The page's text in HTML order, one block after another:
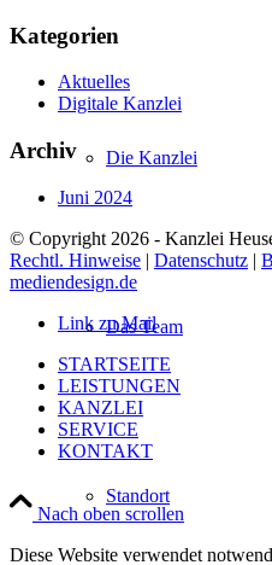
Die Kanzlei
Das Team
Standort
Kategorien
Aktuelles
Digitale Kanzlei
Archiv
Juni 2024
© Copyright 2026 - Kanzlei
Rechtl. Hinweise | Datenschutz |
mediendesign.de
Link zu Mail
STARTSEITE
LEISTUNGEN
KANZLEI
SERVICE
KONTAKT
Nach oben scrollen
Diese Website verwendet